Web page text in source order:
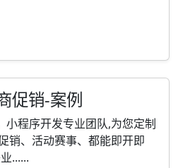
促销-案例
小程序开发专业团队,为您定制
销、活动赛事、都能即开即
......